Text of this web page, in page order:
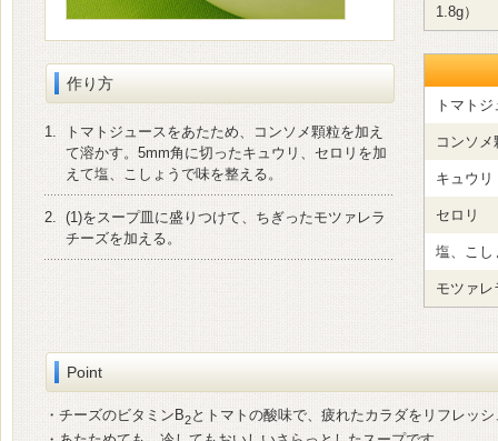
作り方
1.
トマトジュースをあたため、コンソメ顆粒を加え
て溶かす。5mm角に切ったキュウリ、セロリを加
えて塩、こしょうで味を整える。
2. (1)をスープ皿に盛りつけて、ちぎったモツァレラ
チーズを加える。
1.8g）
トマト
コンソメ
キュウリ
セロリ
塩、こし
モツァレ
Point
・チーズのビタミンB2とトマトの酸味で、疲れたカラダをリフレッシ